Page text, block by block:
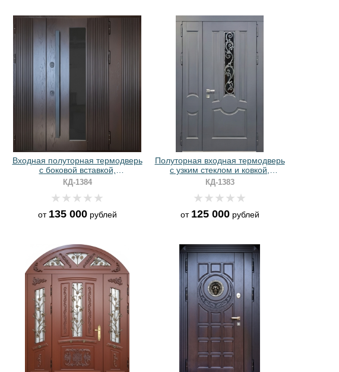
Входная полуторная термодверь
с боковой вставкой,
остеклением, бугельной ручкой и
отделкой МДФ
КД-1384
от 135 000рублей
Полуторная входная термодверь
с узким стеклом и ковкой,
отделкой МДФ цвета графит
КД-1383
от 125 000рублей